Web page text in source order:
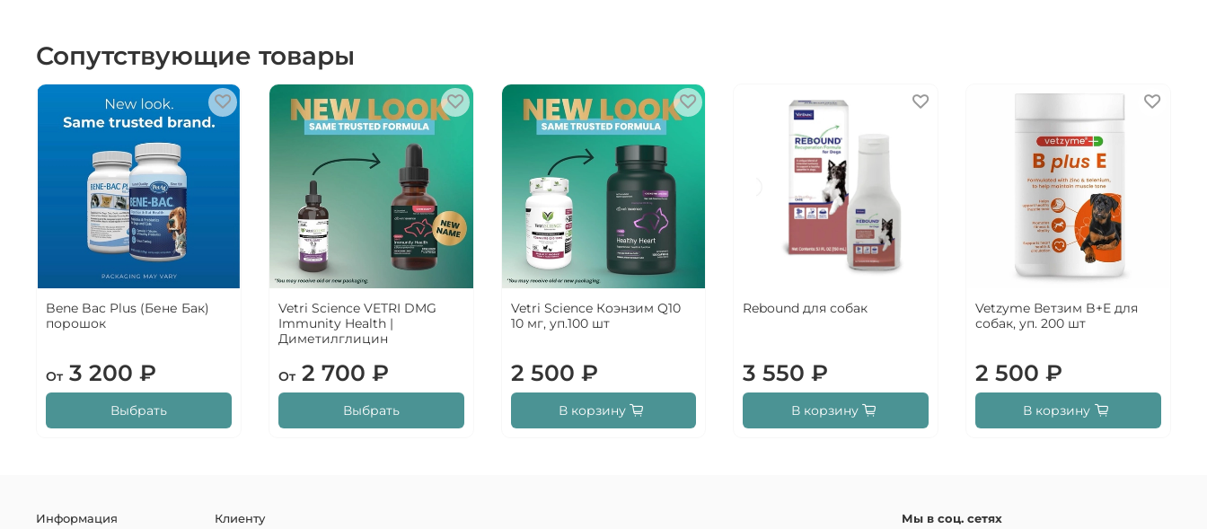
Сопутствующие товары
Bene Bac Plus (Бене Бак)
порошок
От 3 200 ₽
Выбрать
Vetri Science VETRI DMG
Immunity Health |
Диметилглицин
От2 700 ₽
Выбрать
Vetri Science Коэнзим Q10
10 мг, уп.100 шт
2 500 ₽
В корзину
Rebound для собак
3 550 ₽
В корзину
Vetzyme Ветзим B+E для
собак, уп. 200 шт
2 500 ₽
В корзину
Информация Клиенту Мы в соц. сетях